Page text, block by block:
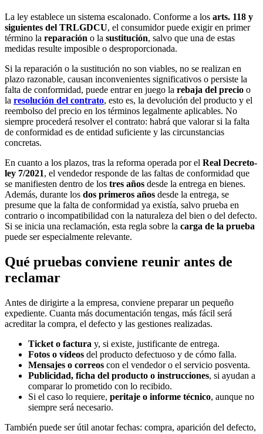
La ley establece un sistema escalonado. Conforme a los arts. 118 y
siguientes del TRLGDCU, el consumidor puede exigir en primer
término la reparación o la sustitución, salvo que una de estas
medidas resulte imposible o desproporcionada.
Si la reparación o la sustitución no son viables, no se realizan en
plazo razonable, causan inconvenientes significativos o persiste la
falta de conformidad, puede entrar en juego la rebaja del precio o
la resolución del contrato, esto es, la devolución del producto y el
reembolso del precio en los términos legalmente aplicables. No
siempre procederá resolver el contrato: habrá que valorar si la falta
de conformidad es de entidad suficiente y las circunstancias
concretas.
En cuanto a los plazos, tras la reforma operada por el Real Decreto-
ley 7/2021, el vendedor responde de las faltas de conformidad que
se manifiesten dentro de los tres años desde la entrega en bienes.
Además, durante los dos primeros años desde la entrega, se
presume que la falta de conformidad ya existía, salvo prueba en
contrario o incompatibilidad con la naturaleza del bien o del defecto.
Si se inicia una reclamación, esta regla sobre la carga de la prueba
puede ser especialmente relevante.
Qué pruebas conviene reunir antes de
reclamar
Antes de dirigirte a la empresa, conviene preparar un pequeño
expediente. Cuanta más documentación tengas, más fácil será
acreditar la compra, el defecto y las gestiones realizadas.
Ticket o factura y, si existe, justificante de entrega.
Fotos o vídeos del producto defectuoso y de cómo falla.
Mensajes o correos con el vendedor o el servicio posventa.
Publicidad, ficha del producto o instrucciones, si ayudan a
comparar lo prometido con lo recibido.
Si el caso lo requiere, peritaje o informe técnico, aunque no
siempre será necesario.
También puede ser útil anotar fechas: compra, aparición del defecto,